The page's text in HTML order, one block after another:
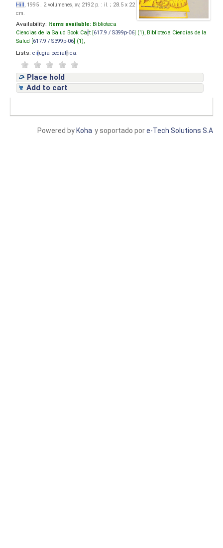
Hill, 1995 . 2 volúmenes, xv, 2192 p. : il. ; 28.5 x 22
cm.
Availability: Items available: Biblioteca
Ciencias de la Salud Book Cart [ 617.9 / S399p-06 ] (1), Biblioteca Ciencias de la
Salud [ 617.9 / S399p-06 ] (1),
Lists: cirugia pediatrica
Place hold
Add to cart
y soportado pore-Tech Solutions S.A
Powered by Koha